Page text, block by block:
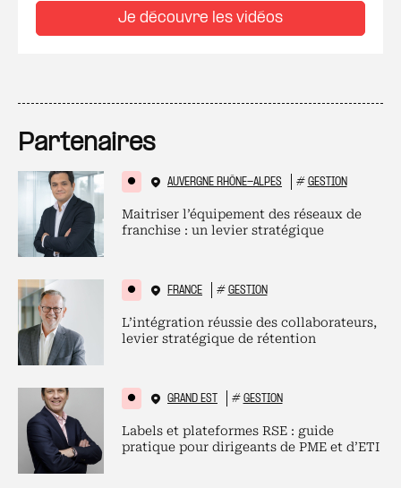
Je découvre les vidéos
Partenaires
AUVERGNE RHÔNE-ALPES # GESTION
Maitriser l’équipement des réseaux de
franchise : un levier stratégique
FRANCE # GESTION
L’intégration réussie des collaborateurs,
levier stratégique de rétention
GRAND EST # GESTION
Labels et plateformes RSE : guide
pratique pour dirigeants de PME et d’ETI